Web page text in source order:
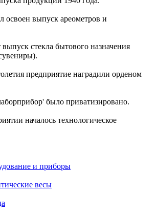
освоен выпуск ареометров и
стекла бытового назначения
предприятие наградили орденом
было приватизировано.
началось технологическое
и приборы
весы